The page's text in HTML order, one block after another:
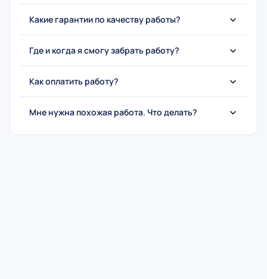
Какие гарантии по качеству работы?
Где и когда я смогу забрать работу?
Как оплатить работу?
Мне нужна похожая работа. Что делать?